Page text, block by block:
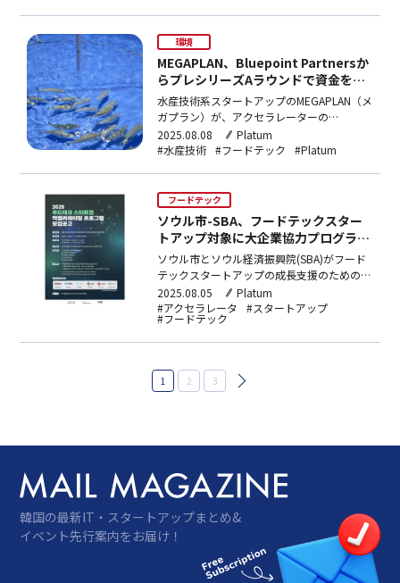
る追加投資に加え、新規の戦略的投資家も参
加…
環境
MEGAPLAN、Bluepoint Partnersか
らプレシリーズAラウンドで資金を調
達
水産技術系スタートアップのMEGAPLAN（メ
ガプラン）が、アクセラレーターの
BluepointPartners（ブルーポイントパート
ナーズ）からプレシリーズA（Pre-A）ラウン
の年中産卵技術を基盤とした陸上…
2025.08.08
Platum
#水産技術 #フードテック #Platum
フードテック
ソウル市-SBA、フードテックスター
トアップ対象に大企業協力プログラム
運営
ソウル市とソウル経済振興院(SBA)がフード
テックスタートアップの成長支援のための
「2025フードテックアクセラレーティング
プログラム」の参加企業を募集する。今回の
プログラムは、ソウル市内にある創業7年未
満（新産業分野は10年未満）のスタートア
業化検証プログ…
2025.08.05
Platum
#アクセラレータ
#スタートアップ
#フードテック
ー
送
り
1 2 3
韓国の最新IT・スタートアップまとめ&
イベント先行案内をお届け！